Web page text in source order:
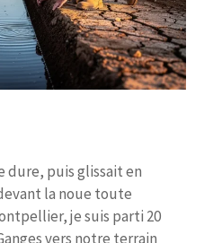
dure, puis glissait en
la noue toute
je suis parti 20
vers notre terrain